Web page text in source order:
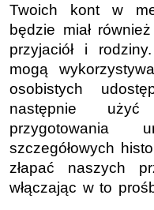
Twoich kont w
będzie miał
przyjaciół i
mogą
osobistych
następnie
przygotowania
szczegółowych
złapać naszych
włączając w to